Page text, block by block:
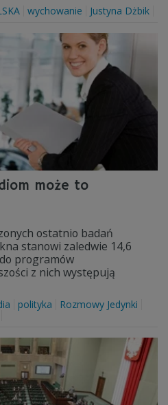
wychowanie Justyna Dżbik
może to
ostatnio badań
stanowi zaledwie 14,6
programów
z nich występują
polityka
Rozmowy Jedynki